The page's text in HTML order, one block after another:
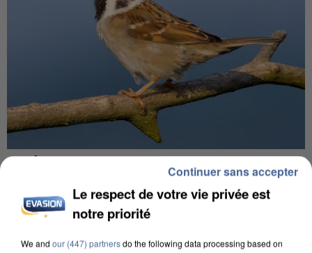
APRÈS TOUTES CES CANICULES, LES REFUGES
DE FAUNE SAUVAGE SONT...
Le respect de votre vie privée est
notre priorité
We and our (447) partnersdo the following data processing based on
Continuer sans accepter